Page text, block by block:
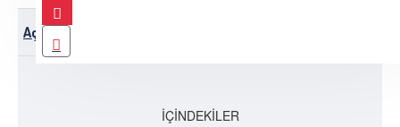
Açıklama
İÇİNDEKİLER